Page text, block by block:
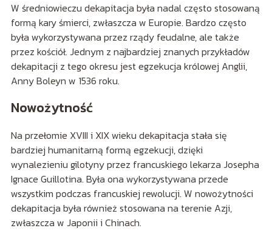
W średniowieczu dekapitacja była nadal często stosowaną
formą kary śmierci, zwłaszcza w Europie. Bardzo często
była wykorzystywana przez rządy feudalne, ale także
przez kościół. Jednym z najbardziej znanych przykładów
dekapitacji z tego okresu jest egzekucja królowej Anglii,
Anny Boleyn w 1536 roku.
Nowożytność
Na przełomie XVIII i XIX wieku dekapitacja stała się
bardziej humanitarną formą egzekucji, dzięki
wynalezieniu gilotyny przez francuskiego lekarza Josepha
Ignace Guillotina. Była ona wykorzystywana przede
wszystkim podczas francuskiej rewolucji. W nowożytności
dekapitacja była również stosowana na terenie Azji,
zwłaszcza w Japonii i Chinach.